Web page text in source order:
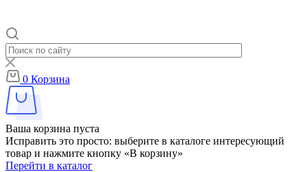
0 Корзина
Ваша корзина пуста
Исправить это просто: выберите в каталоге интересующий
товар и нажмите кнопку «В корзину»
Перейти в каталог